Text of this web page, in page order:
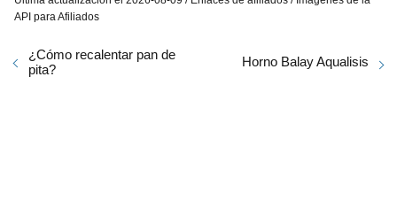
API para Afiliados
¿Cómo recalentar pan de
pita?
Horno Balay Aqualisis